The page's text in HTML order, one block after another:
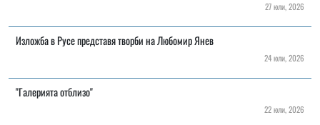
27 юли, 2026
Изложба в Русе представя творби на Любомир Янев
24 юли, 2026
"Галерията отблизо"
22 юли, 2026